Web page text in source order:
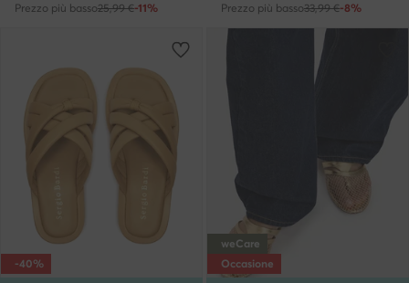
Prezzo più basso25,99 €-11%
Prezzo più basso33,99 €-8%
-40%
weCare
Occasione